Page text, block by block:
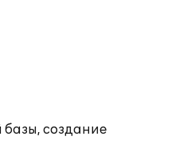
создание